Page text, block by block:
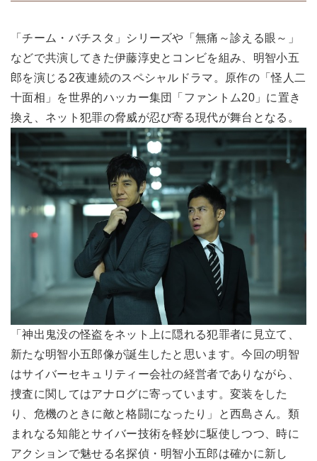
「チーム・バチスタ」シリーズや「無痛～診える眼～」
などで共演してきた伊藤淳史とコンビを組み、明智小五
郎を演じる2夜連続のスペシャルドラマ。原作の「怪人二
十面相」を世界的ハッカー集団「ファントム20」に置き
換え、ネット犯罪の脅威が忍び寄る現代が舞台となる。
「神出鬼没の怪盗をネット上に隠れる犯罪者に見立て、
新たな明智小五郎像が誕生したと思います。今回の明智
はサイバーセキュリティー会社の経営者でありながら、
捜査に関してはアナログに寄っています。変装をした
り、危機のときに敵と格闘になったり」と西島さん。類
まれなる知能とサイバー技術を軽妙に駆使しつつ、時に
アクションで魅せる名探偵・明智小五郎は確かに新し